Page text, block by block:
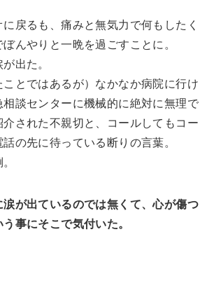
戻るも、痛みと無気力で何もしたく
んやりと一晩を過ごすことに。
出た。
ことではあるが）なかなか病院に行け
談センターに機械的に絶対に無理で
された不親切と、コールしてもコー
の先に待っている断りの言葉。
が出ているのでは無くて、心が傷つ
事にそこで気付いた。